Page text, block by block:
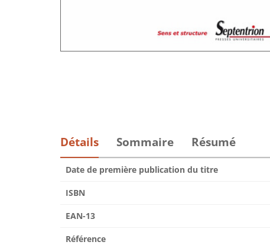
Détails Sommaire Résumé
Date de première publication du titre
ISBN
EAN-13
Référence